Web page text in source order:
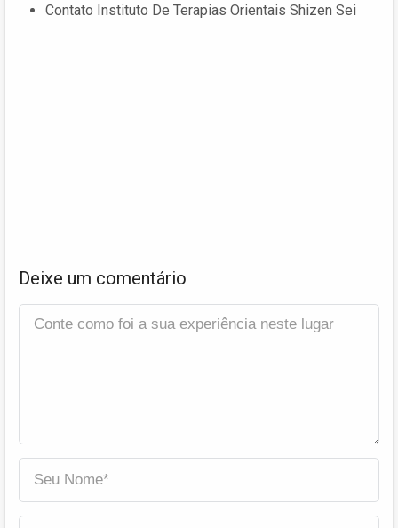
Contato Instituto De Terapias Orientais Shizen Sei
Deixe um comentário